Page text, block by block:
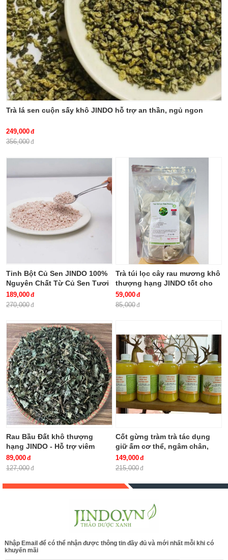
duoc-xanh-so-1-jindo.vn
Trà lá sen cuộn sấy khô JINDO hỗ trợ an thần, ngủ ngon
249,000
356,000
Tinh Bột Củ Sen JINDO 100%
Nguyên Chất Từ Củ Sen Tươi
Không Pha giúp thanh nhiệt,
giải độc, bổ khí, dưỡng huyết
189,000
270,000
Trà túi lọc cây rau mương khô
thượng hạng JINDO tốt cho
người HP dạ dày
59,000
85,000
Rau Bầu Đất khô thượng
hạng JINDO - Hỗ trợ viêm
bàng quang, khí hư, bạch đới,
kinh nguyệt không đều rất tốt
89,000
127,000
Cốt gừng tràm trà tác dụng
giữ ấm cơ thể, ngâm chân,
giảm ho chai 500ml
149,000
215,000
Nhập Email để có thể nhận được thông tin đầy đủ và mới nhất mỗi khi có
khuyến mãi